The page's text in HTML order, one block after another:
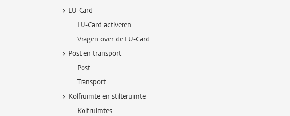
LU-Card
LU-Card activeren
Vragen over de LU-Card
Post en transport
Post
Transport
Kolfruimte en stilteruimte
Kolfruimtes